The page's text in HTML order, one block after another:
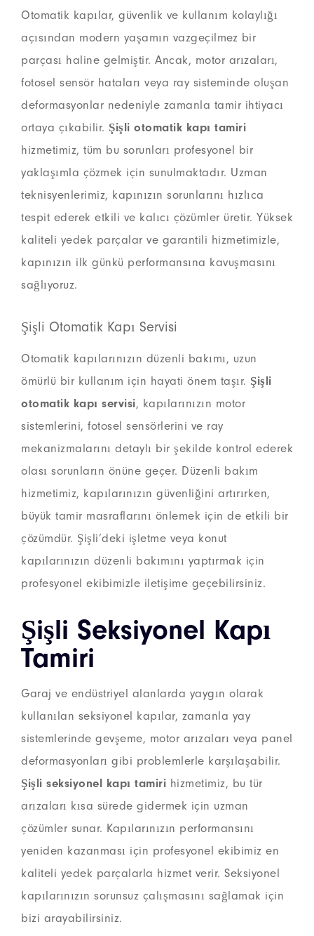
Otomatik kapılar, güvenlik ve kullanım kolaylığı
açısından modern yaşamın vazgeçilmez bir
parçası haline gelmiştir. Ancak, motor arızaları,
fotosel sensör hataları veya ray sisteminde oluşan
deformasyonlar nedeniyle zamanla tamir ihtiyacı
ortaya çıkabilir. Şişli otomatik kapı tamiri
hizmetimiz, tüm bu sorunları profesyonel bir
yaklaşımla çözmek için sunulmaktadır. Uzman
teknisyenlerimiz, kapınızın sorunlarını hızlıca
tespit ederek etkili ve kalıcı çözümler üretir. Yüksek
kaliteli yedek parçalar ve garantili hizmetimizle,
kapınızın ilk günkü performansına kavuşmasını
sağlıyoruz.
Şişli Otomatik Kapı Servisi
Otomatik kapılarınızın düzenli bakımı, uzun
ömürlü bir kullanım için hayati önem taşır. Şişli
otomatik kapı servisi, kapılarınızın motor
sistemlerini, fotosel sensörlerini ve ray
mekanizmalarını detaylı bir şekilde kontrol ederek
olası sorunların önüne geçer. Düzenli bakım
hizmetimiz, kapılarınızın güvenliğini artırırken,
büyük tamir masraflarını önlemek için de etkili bir
çözümdür. Şişli’deki işletme veya konut
kapılarınızın düzenli bakımını yaptırmak için
profesyonel ekibimizle iletişime geçebilirsiniz.
Şişli Seksiyonel Kapı
Tamiri
Garaj ve endüstriyel alanlarda yaygın olarak
kullanılan seksiyonel kapılar, zamanla yay
sistemlerinde gevşeme, motor arızaları veya panel
deformasyonları gibi problemlerle karşılaşabilir.
Şişli seksiyonel kapı tamiri hizmetimiz, bu tür
arızaları kısa sürede gidermek için uzman
çözümler sunar. Kapılarınızın performansını
yeniden kazanması için profesyonel ekibimiz en
kaliteli yedek parçalarla hizmet verir. Seksiyonel
kapılarınızın sorunsuz çalışmasını sağlamak için
bizi arayabilirsiniz.